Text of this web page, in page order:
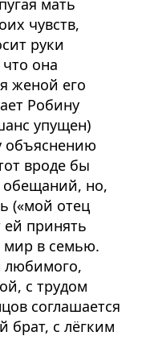
чувств,
руки
она
женой его
Робину
упущен)
объяснению
вроде бы
обещаний, но,
(«мой отец
ей принять
мир в семью.
любимого,
с трудом
соглашается
брат, с лёгким